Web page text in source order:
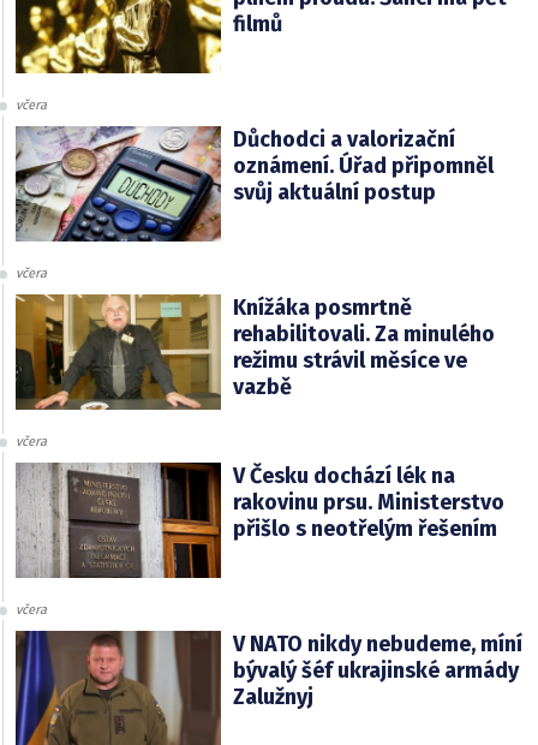
filmů
včera
Důchodci a valorizační
oznámení. Úřad připomněl
svůj aktuální postup
včera
Knížáka posmrtně
rehabilitovali. Za minulého
režimu strávil měsíce ve
vazbě
včera
V Česku dochází lék na
rakovinu prsu. Ministerstvo
přišlo s neotřelým řešením
včera
V NATO nikdy nebudeme, míní
bývalý šéf ukrajinské armády
Zalužnyj